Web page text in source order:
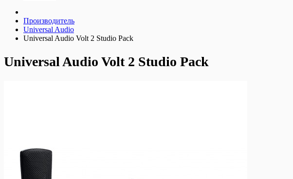
Производитель
Universal Audio
Universal Audio Volt 2 Studio Pack
Universal Audio Volt 2 Studio Pack